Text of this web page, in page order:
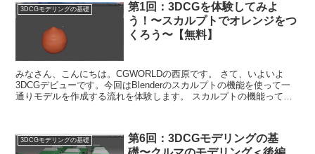
3DCGモデリングの基礎
第1回：3DCGを体験してみよ
う！〜スカルプトでオレンジをつ
くろう〜【無料】
みなさん、こんにちは。CGWORLDの西原です。 さて、いよいよ
3DCGデビューです。今回はBlenderのスカルプトの機能を使って一
通りモデルを作成する流れを体験します。 スカルプトの機能ってな
3DCGモデリングの基礎
第6回：3DCGモデリングの基